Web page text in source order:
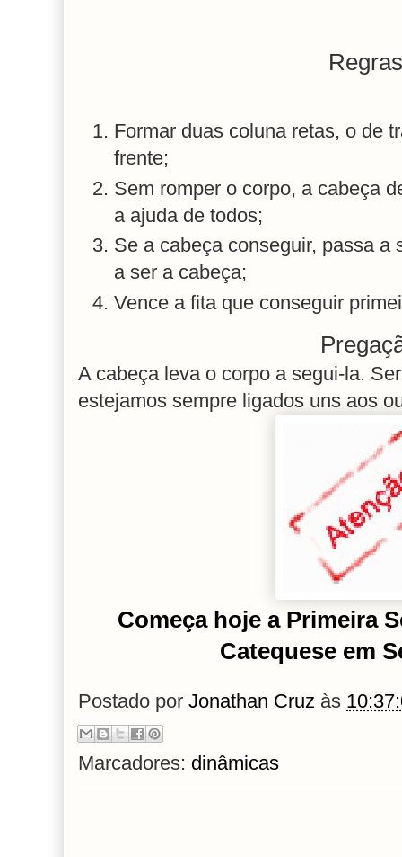
Formar duas coluna retas, o de
frente;
Sem romper o corpo, a cabeça
a ajuda de todos;
Se a cabeça conseguir, passa a
a ser a cabeça;
Vence a fita que conseguir
A cabeça leva o corpo a segui-la.
estejamos sempre ligados uns aos
Começa hoje a Primeira
Catequese em
Postado por Jonathan Cruz às
Marcadores: dinâmicas